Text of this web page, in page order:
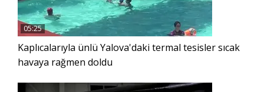
05:25
Kaplıcalarıyla ünlü Yalova'daki termal tesisler sıcak
havaya rağmen doldu